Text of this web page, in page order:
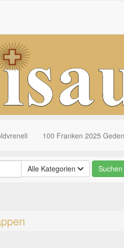
100 Franken 2025
Alle Kategorien